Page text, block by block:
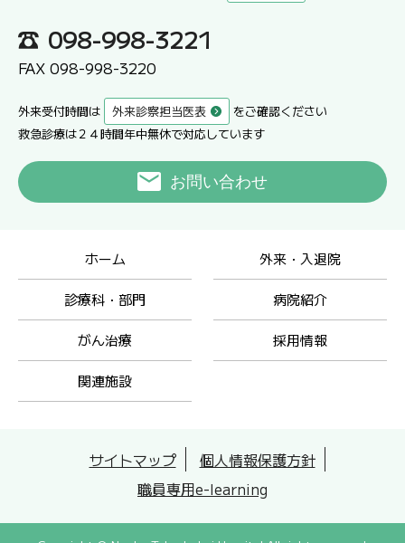
098-998-3221
FAX 098-998-3220
外来受付時間は 外来診察担当医表
をご確認ください
救急診療は２４時間年中無休で対応しています
お問い合わせ
ホーム 外来・入退院
診療科・部門 病院紹介
がん治療 採用情報
関連施設
サイトマップ
個人情報保護方針
職員専用e-learning